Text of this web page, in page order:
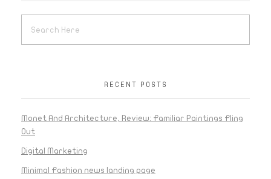
RECENT POSTS
Monet And Architecture, Review: Familiar Paintings Fling
Out
Digital Marketing
Minimal Fashion news landing page